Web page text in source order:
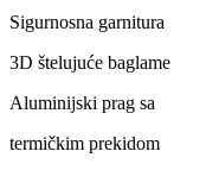
Sigurnosna garnitura
3D štelujuće baglame
Aluminijski prag sa
termičkim prekidom